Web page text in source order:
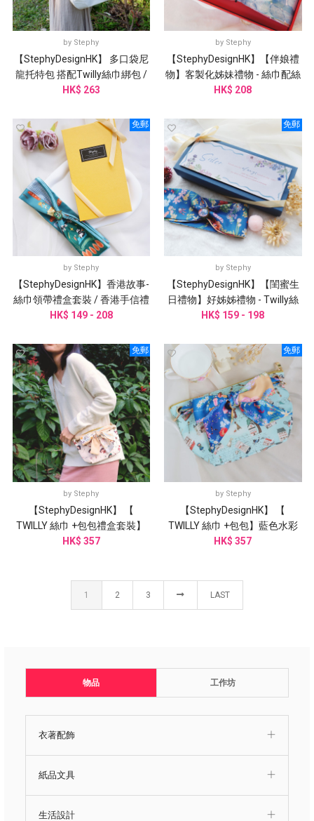
物品 工作坊
衣著配飾
紙品文具
生活設計
by Stephy
【StephyDesignHK】 多口袋尼
龍托特包 搭配Twilly絲巾綁包 /
側背包
HK$ 263
by Stephy
【StephyDesignHK】【伴娘禮
物】客製化姊妹禮物 - 絲巾配絲
巾扣 /婚禮姊妹團邀請
HK$ 208
免郵
by Stephy
【StephyDesignHK】香港故事-
絲巾領帶禮盒套裝 / 香港手信禮
物
HK$ 149 - 208
免郵
by Stephy
【StephyDesignHK】【閨蜜生
日禮物】好姊姊禮物 - Twilly絲
巾配絲巾扣 感謝卡禮盒
HK$ 159 - 198
免郵
by Stephy
【StephyDesignHK】 【
TWILLY 絲巾 +包包禮盒套裝】
奇幻旅行餃子包+ 貓的午後
HK$ 357
免郵
by Stephy
【StephyDesignHK】 【
TWILLY 絲巾 +包包】藍色水彩
花 絲巾+兩用側背袋
HK$ 357
1 2 3 LAST